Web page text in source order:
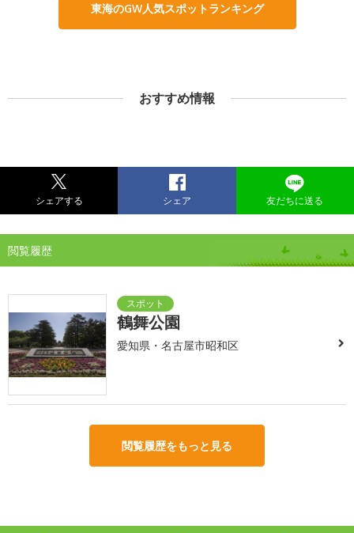
東海のGW人気スポットランキング
おすすめ情報
シェアする シェア 友だちに送る
閲覧履歴
鶴舞公園
愛知県・名古屋市昭和区
閲覧履歴をもっと見る